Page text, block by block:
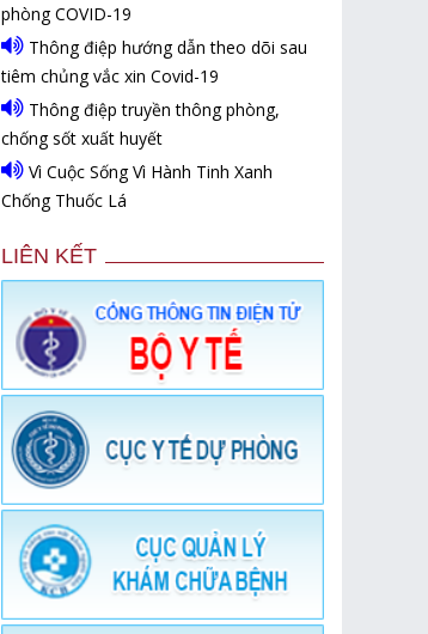
phòng COVID-19
Thông điệp hướng dẫn theo dõi sau
tiêm chủng vắc xin Covid-19
Thông điệp truyền thông phòng,
chống sốt xuất huyết
Vì Cuộc Sống Vì Hành Tinh Xanh
Chống Thuốc Lá
LIÊN KẾT